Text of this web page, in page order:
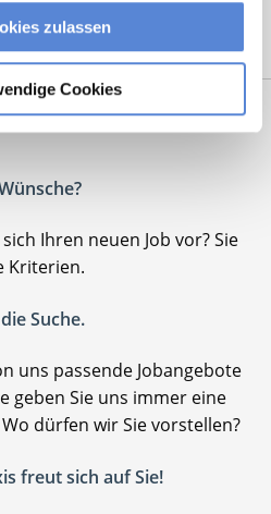
zulassen
Cookies
Ihren neuen Job vor? Sie
Kriterien.
Suche.
uns passende Jobangebote
geben Sie uns immer eine
dürfen wir Sie vorstellen?
freut sich auf Sie!